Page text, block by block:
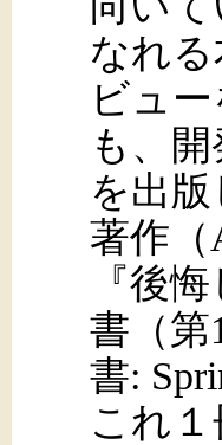
なれ
ビュ
も、
を出版
著作（
『後
書（第
書:
これ